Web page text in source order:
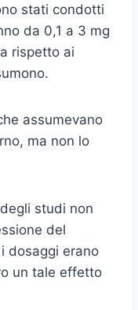
stati condotti
da 0,1 a 3 mg
rispetto ai
assumevano
ma non lo
studi non
del
dosaggi erano
un tale effetto